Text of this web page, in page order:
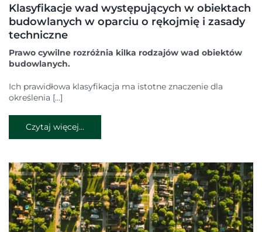
Klasyfikacje wad występujących w obiektach
budowlanych w oparciu o rękojmię i zasady
techniczne
Prawo cywilne rozróżnia kilka rodzajów wad obiektów
budowlanych.
Ich prawidłowa klasyfikacja ma istotne znaczenie dla
określenia […]
Czytaj więcej...